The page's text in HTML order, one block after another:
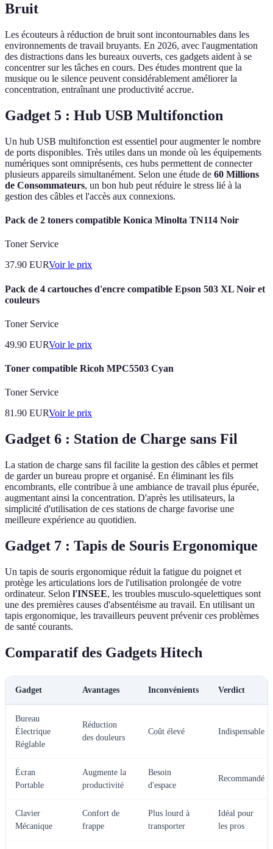
Bruit
Les écouteurs à réduction de bruit sont incontournables dans les
environnements de travail bruyants. En 2026, avec l'augmentation
des distractions dans les bureaux ouverts, ces gadgets aident à se
concentrer sur les tâches en cours. Des études montrent que la
musique ou le silence peuvent considérablement améliorer la
concentration, entraînant une productivité accrue.
Gadget 5 : Hub USB Multifonction
Un hub USB multifonction est essentiel pour augmenter le nombre
de ports disponibles. Très utiles dans un monde où les équipements
numériques sont omniprésents, ces hubs permettent de connecter
plusieurs appareils simultanément. Selon une étude de 60 Millions
de Consommateurs, un bon hub peut réduire le stress lié à la
gestion des câbles et l'accès aux connexions.
Pack de 2 toners compatible Konica Minolta TN114 Noir
Toner Service
37.90 EURVoir le prix
Pack de 4 cartouches d'encre compatible Epson 503 XL Noir et
couleurs
Toner Service
49.90 EURVoir le prix
Toner compatible Ricoh MPC5503 Cyan
Toner Service
81.90 EURVoir le prix
Gadget 6 : Station de Charge sans Fil
La station de charge sans fil facilite la gestion des câbles et permet
de garder un bureau propre et organisé. En éliminant les fils
encombrants, elle contribue à une ambiance de travail plus épurée,
augmentant ainsi la concentration. D'après les utilisateurs, la
simplicité d'utilisation de ces stations de charge favorise une
meilleure expérience au quotidien.
Gadget 7 : Tapis de Souris Ergonomique
Un tapis de souris ergonomique réduit la fatigue du poignet et
protège les articulations lors de l'utilisation prolongée de votre
ordinateur. Selon l'INSEE, les troubles musculo-squelettiques sont
une des premières causes d'absentéisme au travail. En utilisant un
tapis ergonomique, les travailleurs peuvent prévenir ces problèmes
de santé courants.
Comparatif des Gadgets Hitech
Gadget Avantages Inconvénients Verdict
Bureau
Électrique
Réglable
Réduction
des douleurs
Coût élevé Indispensable
Écran
Portable
Augmente la
productivité
Besoin
d'espace
Recommandé
Clavier
Mécanique
Confort de
frappe
Plus lourd à
transporter
Idéal pour
les pros